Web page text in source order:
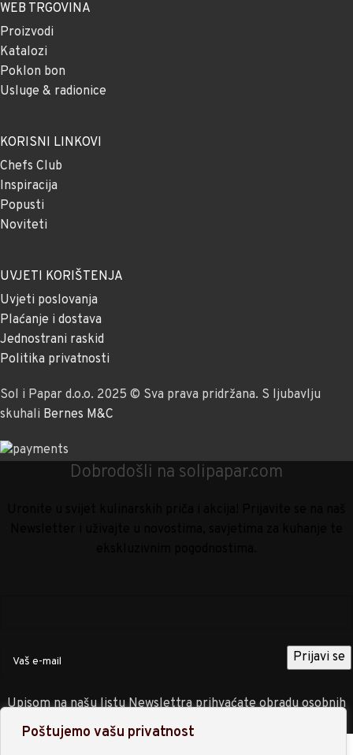
Poštujemo vašu privatnost
WEB TRGOVINA
Proizvodi
Katalozi
Poklon bon
Usluge & radionice
KORISNI LINKOVI
Chefs Club
Inspiracija
Popusti
Noviteti
UVJETI KORIŠTENJA
Uvjeti poslovanja
Plaćanje i dostava
Jednostrani raskid
Politika privatnosti
Sol i Papar d.o.o. 2025 © Sva prava pridržana. S ljubavlju
skuhali Bernes M&C
Dobrodošli na solipapar.com
Upisom na našu listu Newslettra prihvaćate obradu osobnih
podataka sukladno
Politici privatnosti